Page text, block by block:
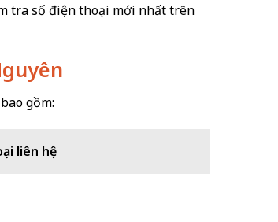
tra số điện thoại mới nhất trên
gồm:
liên hệ